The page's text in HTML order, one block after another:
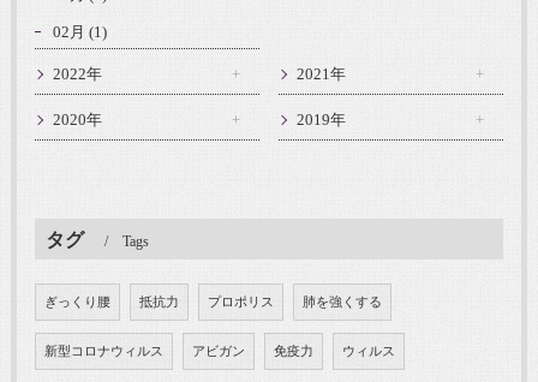
02月 (1)
2022年 2021年
2020年 2019年
タグ Tags
ぎっくり腰 抵抗力 プロポリス 肺を強くする
新型コロナウィルス アビガン 免疫力 ウィルス